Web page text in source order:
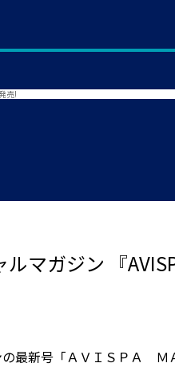
売!
マガジン 『
最新号「ＡＶＩＳＰＡ